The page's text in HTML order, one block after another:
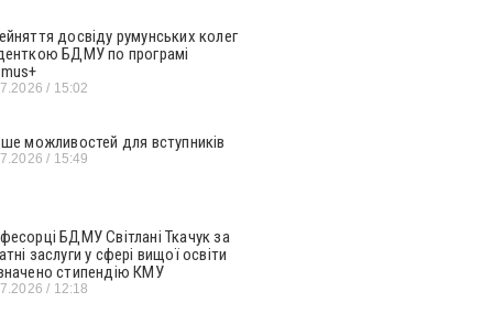
досвіду румунських колег
БДМУ по програмі
15:02
можливостей для вступників
15:49
БДМУ Світлані Ткачук за
заслуги у сфері вищої освіти
стипендію КМУ
12:18